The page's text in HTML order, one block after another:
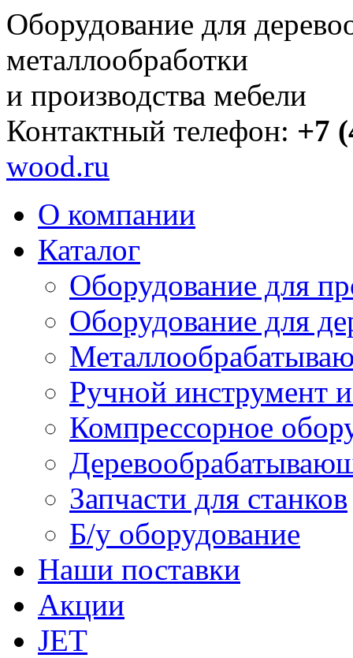
Оборудование для
металлообработки
и производства мебели
Контактный телефон: +7
wood.ru
О компании
Каталог
Оборудование для
Оборудование для
Ручной инструмент
Компрессорное
Запчасти для станков
Б/у оборудование
Наши поставки
Акции
JET